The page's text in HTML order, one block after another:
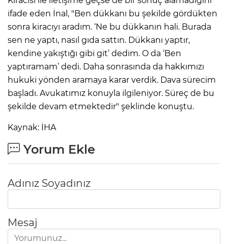
ifade eden İnal, "Ben dükkanı bu şekilde gördükten
sonra kiracıyı aradım. ‘Ne bu dükkanın hali. Burada
sen ne yaptı, nasıl gıda sattın. Dükkanı yaptır,
kendine yakıştığı gibi git’ dedim. O da ‘Ben
yaptıramam’ dedi. Daha sonrasında da hakkımızı
hukuki yönden aramaya karar verdik. Dava sürecim
başladı. Avukatımız konuyla ilgileniyor. Süreç de bu
şekilde devam etmektedir" şeklinde konuştu.
Kaynak: İHA
Yorum Ekle
Adınız Soyadınız
Mesaj